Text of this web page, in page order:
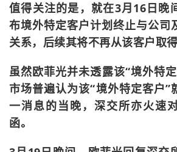
值得关注的是，就在3月16日晚
布境外特定客户计划终止与公司
关系，后续其将不再从该客户取
虽然欧菲光并未透露该“境外特
市场普遍认为该“境外特定客户”
一消息的当晚，深交所亦火速
函。